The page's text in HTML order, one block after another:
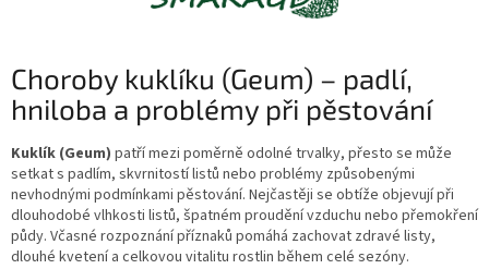
Choroby kuklíku (Geum) – padlí,
hniloba a problémy při pěstování
Kuklík (Geum) patří mezi poměrně odolné trvalky, přesto se může
setkat s padlím, skvrnitostí listů nebo problémy způsobenými
nevhodnými podmínkami pěstování. Nejčastěji se obtíže objevují při
dlouhodobé vlhkosti listů, špatném proudění vzduchu nebo přemokření
půdy. Včasné rozpoznání příznaků pomáhá zachovat zdravé listy,
dlouhé kvetení a celkovou vitalitu rostlin během celé sezóny.